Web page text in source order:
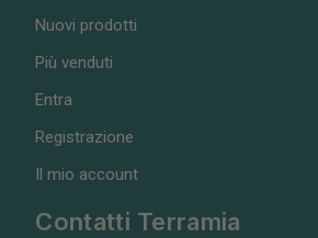
Nuovi prodotti
Più venduti
Entra
Registrazione
Il mio account
Contatti Terramia